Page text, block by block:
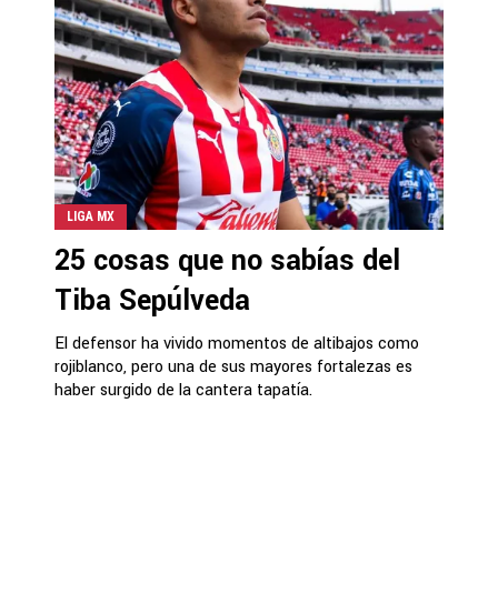
LIGA MX
25 cosas que no sabías del
Tiba Sepúlveda
El defensor ha vivido momentos de altibajos como
rojiblanco, pero una de sus mayores fortalezas es
haber surgido de la cantera tapatía.